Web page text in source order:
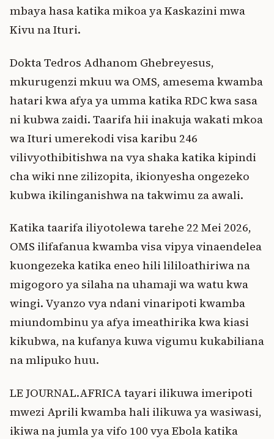
mbaya hasa katika mikoa ya Kaskazini mwa
Kivu na Ituri.
Dokta Tedros Adhanom Ghebreyesus,
mkurugenzi mkuu wa OMS, amesema kwamba
hatari kwa afya ya umma katika RDC kwa sasa
ni kubwa zaidi. Taarifa hii inakuja wakati mkoa
wa Ituri umerekodi visa karibu 246
vilivyothibitishwa na vya shaka katika kipindi
cha wiki nne zilizopita, ikionyesha ongezeko
kubwa ikilinganishwa na takwimu za awali.
Katika taarifa iliyotolewa tarehe 22 Mei 2026,
OMS ilifafanua kwamba visa vipya vinaendelea
kuongezeka katika eneo hili lililoathiriwa na
migogoro ya silaha na uhamaji wa watu kwa
wingi. Vyanzo vya ndani vinaripoti kwamba
miundombinu ya afya imeathirika kwa kiasi
kikubwa, na kufanya kuwa vigumu kukabiliana
na mlipuko huu.
LE JOURNAL.AFRICA tayari ilikuwa imeripoti
mwezi Aprili kwamba hali ilikuwa ya wasiwasi,
ikiwa na jumla ya vifo 100 vya Ebola katika